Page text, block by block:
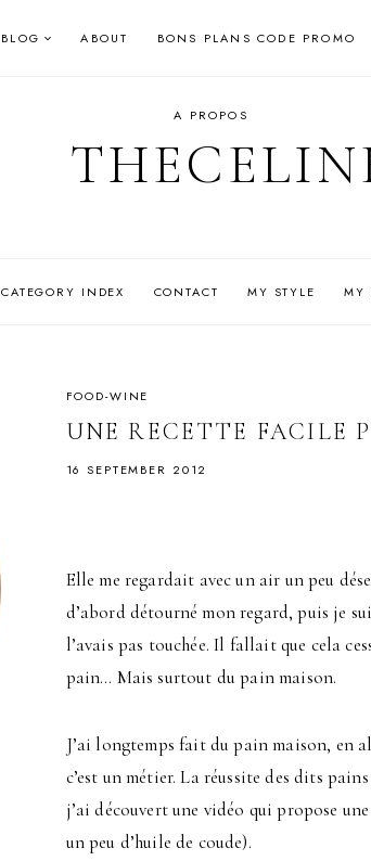
BLOG ABOUT BONS PLANS CODE PROMO
A PROPOS
CATEGORY INDEX CONTACT MY STYLE MY
FOOD-WINE
UNE RECETTE FACILE
16 SEPTEMBER 2012
Elle me regardait avec un air un peu
d’abord détourné mon regard, puis je
l’avais pas touchée. Il fallait que cela
pain… Mais surtout du pain maison.
J’ai longtemps fait du pain maison, en
c’est un métier. La réussite des dits
j’ai découvert une vidéo qui propose
un peu d’huile de coude).